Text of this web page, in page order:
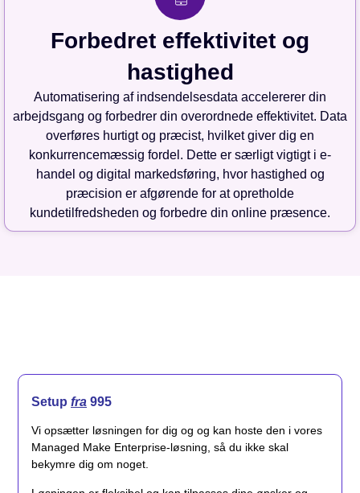
Forbedret effektivitet og
hastighed
Automatisering af indsendelsesdata accelererer din
arbejdsgang og forbedrer din overordnede effektivitet. Data
overføres hurtigt og præcist, hvilket giver dig en
konkurrencemæssig fordel. Dette er særligt vigtigt i e-
handel og digital markedsføring, hvor hastighed og
præcision er afgørende for at opretholde
kundetilfredsheden og forbedre din online præsence.
Setup fra 995
Vi opsætter løsningen for dig og og kan hoste den i vores
Managed Make Enterprise-løsning, så du ikke skal
bekymre dig om noget.